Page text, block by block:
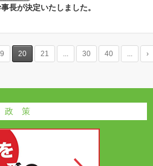
長が決定いたしました。
20 21 ... 30 40 ... ›
政 策